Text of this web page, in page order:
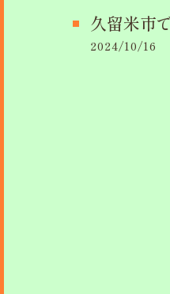
久留米市
2024/10/16